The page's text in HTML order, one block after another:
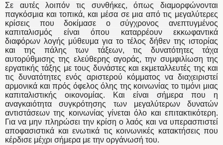
Σε αυτές λοιπόν τις συνθήκες, όπως διαμορφώνονται
παγκόσμια και τοπικά, και μέσα σε μια από τις μεγαλύτερες
κρίσεις που δοκίμασε ο σύγχρονος ανεπτυγμένος
καπιταλισμός είναι όπου καταρρέουν εκκωφαντικά
διαφόρων λογής μύθευμα για το τέλος δήθεν της ιστορίας
και της πάλης των τάξεων, τις δυνατότητες τάχα
αυτορύθμισης της ελεύθερης αγοράς, την συμφιλίωση της
εργατικής τάξης με τους δυνάστες και εκμεταλλευτές της και
τις δυνατότητες ενός αριστερού κόμματος να διαχειριστεί
αρμονικά και πρός όφελος όλης της κοινωνίας το τιμόνι μιας
καπιταλιστικής οικονομίας. Και είναι σήμερα που η
αναγκαιότητα συγκρότησης των μεγαλύτερων δυνατών
αντιστάσεων της κοινωνίας γίνεται όλο και επιτακτικότερη.
Για να μην πληρώσει την κρίση ο λαός και να υπερασπιστεί
αποφασιστικά και ενωτικά τις κοινωνικές κατακτήσεις που
κέρδισε μέχρι σήμερα με την οργάνωσή του.